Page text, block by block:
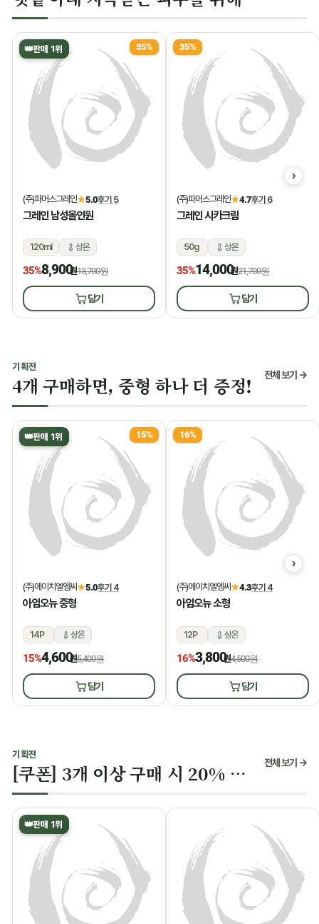
👑판매 1위 35%
(주)파머스그레인★5.0후기 5
그레인 남성올인원
120ml 상온
35%8,900원13,700원
담기
35%
(주)파머스그레인★4.7후기 6
그레인 시카크림
50g 상온
35%14,000원21,700원
담기
기획전
4개 구매하면, 중형 하나 더 증정! 전체 보기 →
👑판매 1위 15%
(주)에이치엘엠씨★5.0후기 4
아임오뉴 중형
14P 상온
15%4,600원5,400원
담기
16%
(주)에이치엘엠씨★4.3후기 4
아임오뉴 소형
12P 상온
16%3,800원4,500원
담기
기획전
[쿠폰] 3개 이상 구매 시 20% 할인 전체 보기 →
👑판매 1위